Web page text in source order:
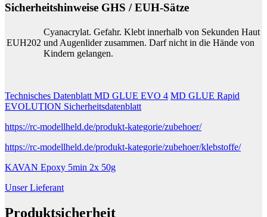
Sicherheitshinweise GHS / EUH-Sätze
EUH202
Cyanacrylat. Gefahr. Klebt innerhalb von Sekunden Haut
und Augenlider zusammen. Darf nicht in die Hände von
Kindern gelangen.
Technisches Datenblatt MD GLUE EVO 4 MD GLUE Rapid
EVOLUTION Sicherheitsdatenblatt
https://rc-modellheld.de/produkt-kategorie/zubehoer/
https://rc-modellheld.de/produkt-kategorie/zubehoer/klebstoffe/
KAVAN Epoxy 5min 2x 50g
Unser Lieferant
Produktsicherheit